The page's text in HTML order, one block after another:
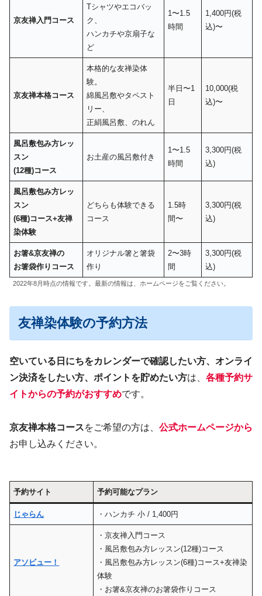
京友禅入門コース
Tシャツやエコバッ
ク、
ハンカチや京扇子な
ど
1〜1.5
時間
1,400円(税
込)〜
京友禅本格コース
本格的な友禅染体
験。
綿風呂敷やタペスト
リー、
正絹風呂敷、のれん
半日〜1
日
10,000(税
込)〜
風呂敷包み方レッ
スン
(12種)コース
お土産の風呂敷付き
1〜1.5
時間
3,300円(税
込)
風呂敷包み方レッ
スン
(6種)コース+友禅
染体験
どちらも体験できる
コース
1.5時
間〜
3,300円(税
込)
お箸&京友禅の
お箸袋作りコース
オリジナル箸と箸袋
作り
2〜3時
間
3,300円(税
込)
2022年8月時点の情報です。最新の情報は、ホームページをご覧ください。
友禅染体験の予約方法
空いている日にちをカレンダーで確認したい方、オンライ
ン決済をしたい方、ポイントを貯めたい方は、 各種予約サ
イトからの予約がおすすめです。
京友禅本格コースをご希望の方は、 公式ホームページから
お申し込みください。
予約サイト 予約可能なプラン
じゃらん ・ハンカチ 小 / 1,400円
アソビュー！
・京友禅入門コース
・風呂敷包み方レッスン(12種)コース
・風呂敷包み方レッスン(6種)コース+友禅染
体験
・お箸&京友禅のお箸袋作りコース